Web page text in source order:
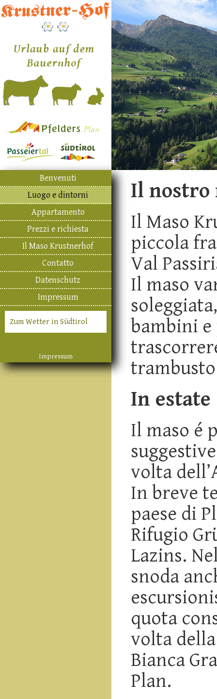
Benvenuti
Luogo e dintorni
Appartamento
Prezzi e richiesta
Il Maso Krustnerhof
Contatto
Datenschutz
Impressum
Zum Wetter in Südtirol
Impressum
Il nostro
Il Maso
piccola
Val
Il maso
bambini e
In estate
Il maso é
volta
In breve
paese di
Rifugio
Lazins.
snoda
quota
volta
Bianca
Plan.